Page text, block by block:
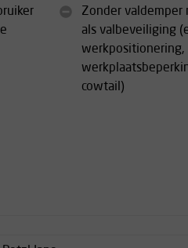
Zonder valdemper
als valbeveiliging
werkpositionering,
cowtail)